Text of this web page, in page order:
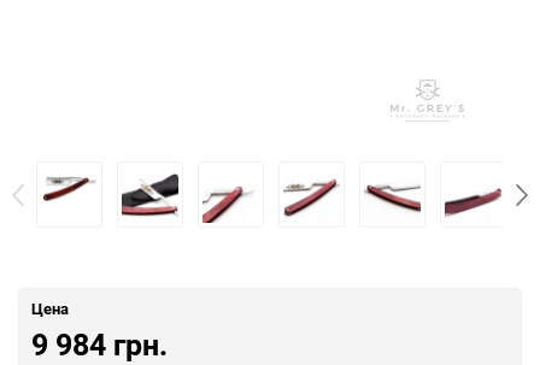
Цена
9 984 грн.